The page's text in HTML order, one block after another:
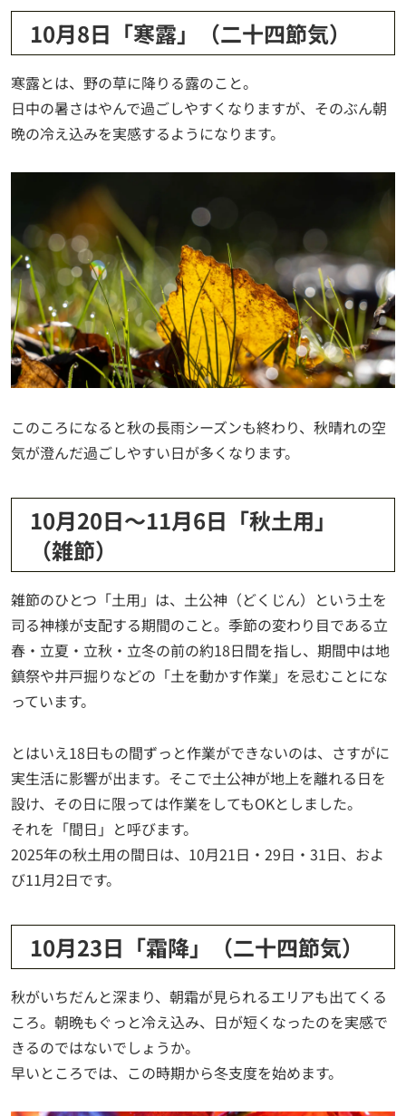
10月8日「寒露」（二十四節気）
寒露とは、野の草に降りる露のこと。
日中の暑さはやんで過ごしやすくなりますが、そのぶん朝
晩の冷え込みを実感するようになります。
このころになると秋の長雨シーズンも終わり、秋晴れの空
気が澄んだ過ごしやすい日が多くなります。
10月20日〜11月6日「秋土用」
（雑節）
雑節のひとつ「土用」は、土公神（どくじん）という土を
司る神様が支配する期間のこと。季節の変わり目である立
春・立夏・立秋・立冬の前の約18日間を指し、期間中は地
鎮祭や井戸掘りなどの「土を動かす作業」を忌むことにな
っています。
とはいえ18日もの間ずっと作業ができないのは、さすがに
実生活に影響が出ます。そこで土公神が地上を離れる日を
設け、その日に限っては作業をしてもOKとしました。
それを「間日」と呼びます。
2025年の秋土用の間日は、10月21日・29日・31日、およ
び11月2日です。
10月23日「霜降」（二十四節気）
秋がいちだんと深まり、朝霜が見られるエリアも出てくる
ころ。朝晩もぐっと冷え込み、日が短くなったのを実感で
きるのではないでしょうか。
早いところでは、この時期から冬支度を始めます。